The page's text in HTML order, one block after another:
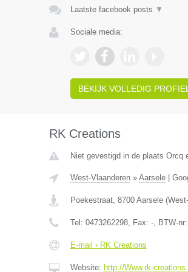
Laatste facebook posts ▼
Sociale media:
BEKIJK VOLLEDIG PROFIEL
RK Creations
Niet gevestigd in de plaats Orcq
West-Vlaanderen» Aarsele|
Poekestraat, 8700 Aarsele(
Tel: 0473262298, Fax: -, BTW-nr:
E-mail › RK Creations
Website: http://Www.rk-